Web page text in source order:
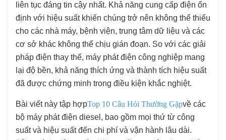
liên tục đáng tin cậy nhất. Khả năng cung cấp điện ổn
định với hiệu suất khiến chúng trở nên không thể thiếu
cho các nhà máy, bệnh viện, trung tâm dữ liệu và các
cơ sở khác không thể chịu gián đoạn. So với các giải
pháp điện thay thế, máy phát điện công nghiệp mang
lại độ bền, khả năng thích ứng và thành tích hiệu suất
đã được chứng minh trong điều kiện khắc nghiệt.
Bài viết này tập hợpTop 10 Câu Hỏi Thường Gặpvề các
bộ máy phát điện diesel, bao gồm mọi thứ từ công
suất và hiệu suất đến chi phí và vận hành lâu dài.